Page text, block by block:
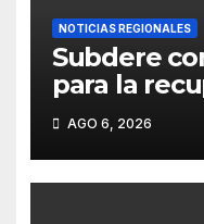
NOTICIAS REGIONALES
Subdere
para la
las
Pitrufquén
AGO 6, 2026